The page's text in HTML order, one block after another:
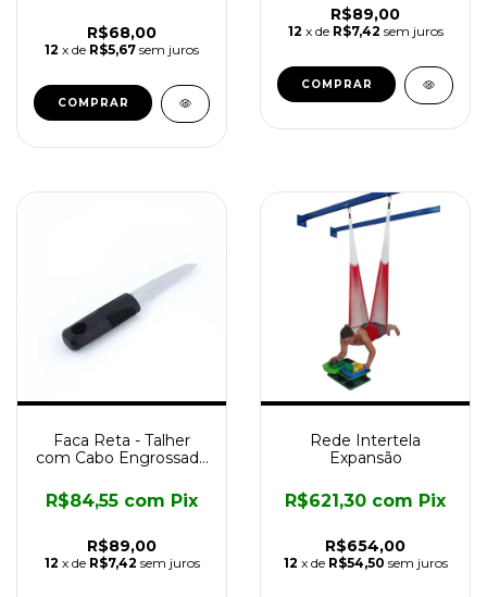
R$68,00
12 x de R$5,67 sem juros
R$89,00
12 x de R$7,42 sem juros
Faca Reta - Talher
com Cabo Engrossado
R$89,00
R$84,55 com Pix
12 x de R$7,42 sem juros
Rede Intertela
Expansão
R$654,00
R$621,30 com Pix
12 x de R$54,50 sem juros